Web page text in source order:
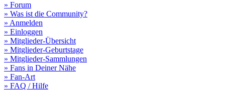
» Forum
» Was ist die Community?
» Anmelden
» Einloggen
» Mitglieder-Übersicht
» Mitglieder-Geburtstage
» Mitglieder-Sammlungen
» Fans in Deiner Nähe
» Fan-Art
» FAQ / Hilfe